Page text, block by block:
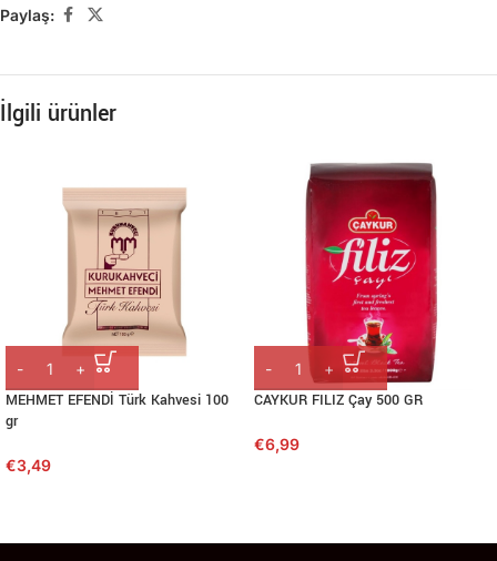
Paylaş:
İlgili ürünler
MEHMET EFENDİ Türk Kahvesi 100
gr
€3,49
CAYKUR FILIZ Çay 500 GR
€6,99